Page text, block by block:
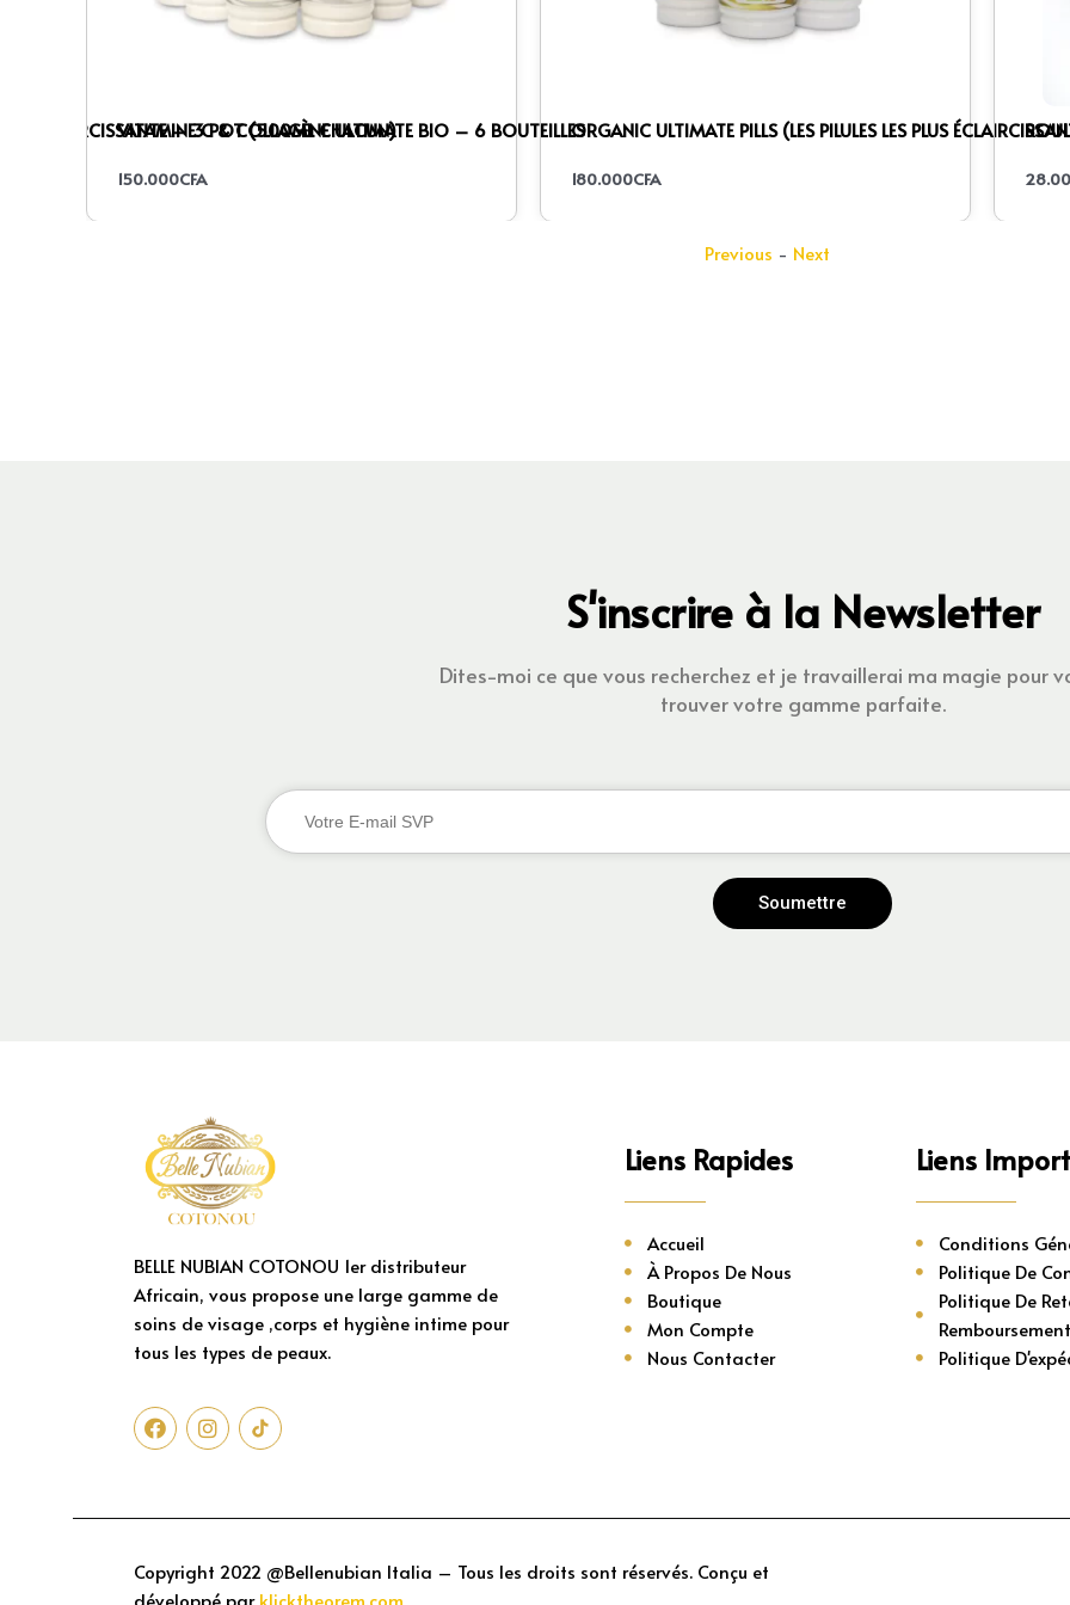
ECLAIRCISSANTE – 3 POT (500ML CHACUN)
VITAMINE C & COLLAGÈNE ULTIMATE BIO – 6 BOUTEILLES
150.000CFA
ORGANIC ULTIMATE PILLS (LES PILULES LES PLUS
180.000CFA
Previous - Next
S'inscrire à la Newsletter
Dites-moi ce que vous recherchez et je travaillerai ma magie pour
trouver votre gamme parfaite.
Soumettre
BELLE NUBIAN COTONOU 1er distributeur
Africain, vous propose une large gamme de
soins de visage ,corps et hygiène intime pour
tous les types de peaux.
Liens Rapides
Accueil
À Propos De Nous
Boutique
Mon Compte
Nous Contacter
Liens
Conditions
Politique De
Politique De
Remboursement
Politique
Copyright 2022 @Bellenubian Italia – Tous les droits sont réservés. Conçu et
développé parklicktheorem.com